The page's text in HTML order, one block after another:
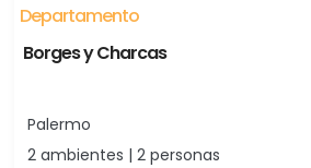
Departamento
Borges y Charcas
Palermo
2 ambientes | 2 personas